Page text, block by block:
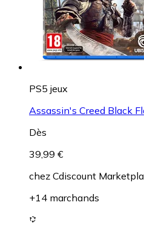
PS5 jeux
Assassin's Creed Black
Dès
39,99 €
chez Cdiscount
+14 marchands